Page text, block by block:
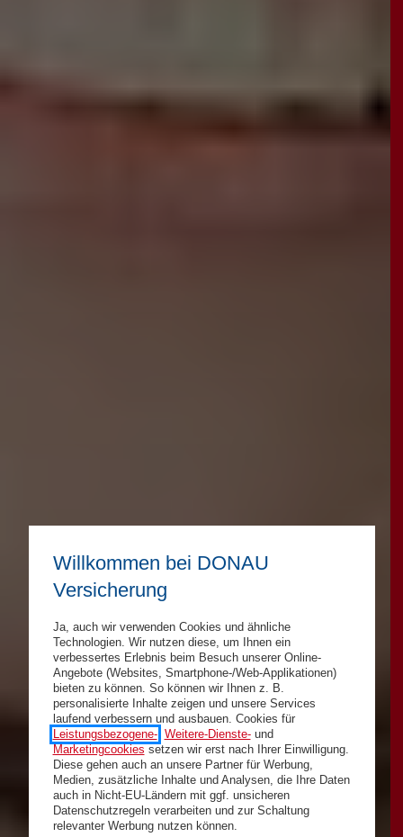
Willkommen bei DONAU
Versicherung
Ja, auch wir verwenden Cookies und ähnliche
Technologien. Wir nutzen diese, um Ihnen ein
verbessertes Erlebnis beim Besuch unserer Online-
Angebote (Websites, Smartphone-/Web-Applikationen)
bieten zu können. So können wir Ihnen z. B.
personalisierte Inhalte zeigen und unsere Services
laufend verbessern und ausbauen. Cookies für
Leistungsbezogene-, Weitere-Dienste-und
Marketingcookies setzen wir erst nach Ihrer Einwilligung.
Diese gehen auch an unsere Partner für Werbung,
Medien, zusätzliche Inhalte und Analysen, die Ihre Daten
auch in Nicht-EU-Ländern mit ggf. unsicheren
Datenschutzregeln verarbeiten und zur Schaltung
relevanter Werbung nutzen können.